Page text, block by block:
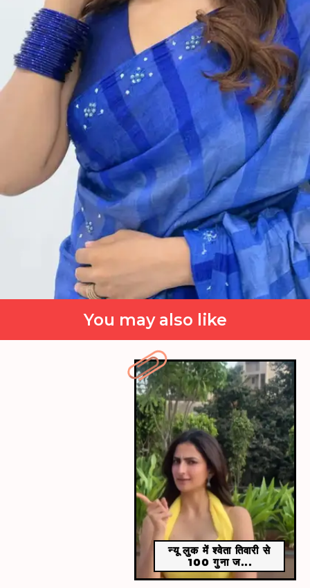
​अक्षरा सिंह सिंपल लुक में भी बेहद हसीन लगती है।​
You may also like
न्यू लुक में श्वेता तिवारी से
100 गुना ज...